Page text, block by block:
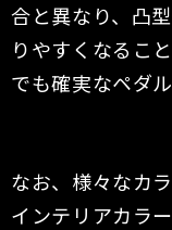
合と異なり、凸
りやすくなるこ
でも確実なペダ
なお、様々なカ
インテリアカラ